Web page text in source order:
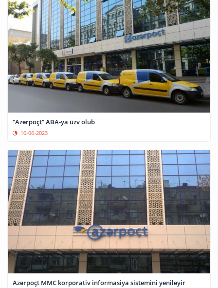
“Azərpoçt” ABA-ya üzv olub
10-06-2023
Azərpoçt MMC korporativ informasiya sistemini yeniləyir